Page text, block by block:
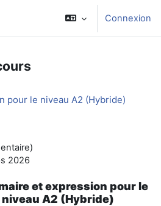
Connexion
pour le niveau A2 (Hybride)
2026
et expression pour le
niveau A2 (Hybride)